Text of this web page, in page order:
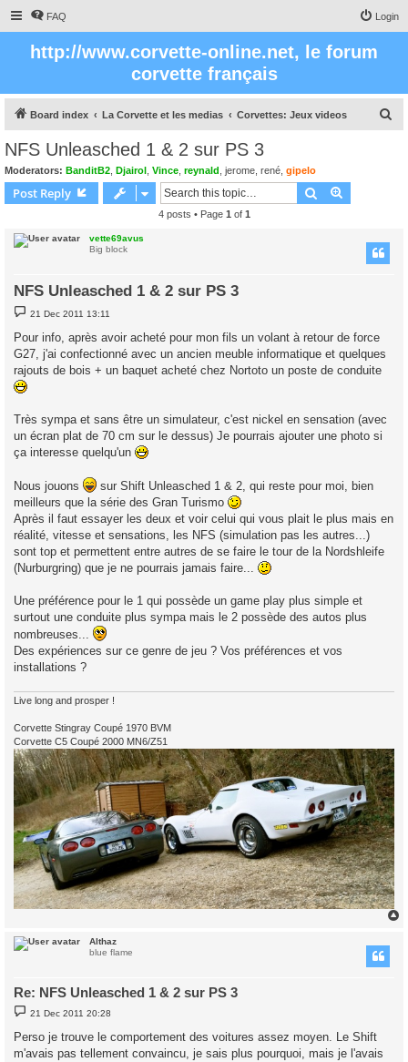
FAQ Login
http://www.corvette-online.net, le forum
corvette français
Board index La Corvette et les medias Corvettes: Jeux videos
NFS Unleasched 1 & 2 sur PS 3
Moderators: BanditB2 Djairol Vince reynald jerome rené gipelo
Post Reply Search
4 posts • Page 1 of 1
vette69avus
Big block
NFS Unleasched 1 & 2 sur PS 3
P
o
t
21 Dec 2011 13:11
Pour info, après avoir acheté pour mon fils un volant à retour de force
G27, j'ai confectionné avec un ancien meuble informatique et quelques
rajouts de bois + un baquet acheté chez Nortoto un poste de conduite
Très sympa et sans être un simulateur, c'est nickel en sensation (avec
un écran plat de 70 cm sur le dessus) Je pourrais ajouter une photo si
ça interesse quelqu'un
Nous jouons
sur Shift Unleasched 1 & 2, qui reste pour moi, bien
meilleurs que la série des Gran Turismo
Après il faut essayer les deux et voir celui qui vous plait le plus mais en
réalité, vitesse et sensations, les NFS (simulation pas les autres...)
sont top et permettent entre autres de se faire le tour de la Nordshleife
(Nurburgring) que je ne pourrais jamais faire...
Une préférence pour le 1 qui possède un game play plus simple et
surtout une conduite plus sympa mais le 2 possède des autos plus
nombreuses...
Des expériences sur ce genre de jeu ? Vos préférences et vos
installations ?
Live long and prosper !
Corvette Stingray Coupé 1970 BVM
Corvette C5 Coupé 2000 MN6/Z51
Althaz
blue flame
Re: NFS Unleasched 1 & 2 sur PS 3
P
t
21 Dec 2011 20:28
Perso je trouve le comportement des voitures assez moyen. Le Shift
m'avais pas tellement convaincu, je sais plus pourquoi, mais je l'avais